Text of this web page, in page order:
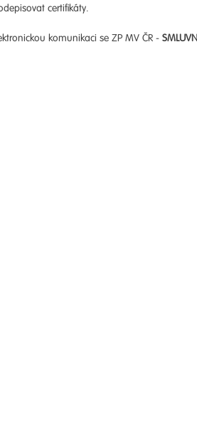
certifikáty.
komunikaci se ZP MV ČR -